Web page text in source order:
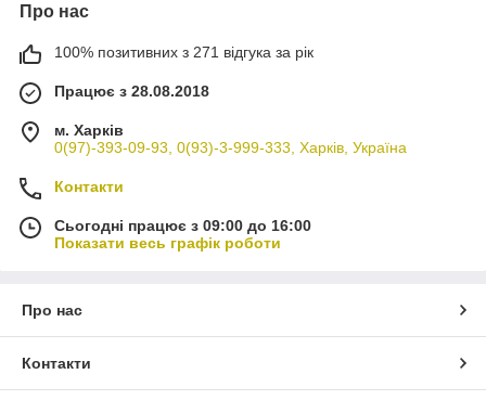
Про нас
100% позитивних з 271 відгука за рік
Працює з 28.08.2018
м. Харків
0(97)-393-09-93, 0(93)-3-999-333, Харків, Україна
Контакти
Сьогодні працює з 09:00 до 16:00
Показати весь графік роботи
Про нас
Контакти